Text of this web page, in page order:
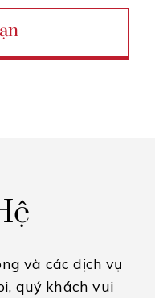
và các dịch vụ
quý khách vui